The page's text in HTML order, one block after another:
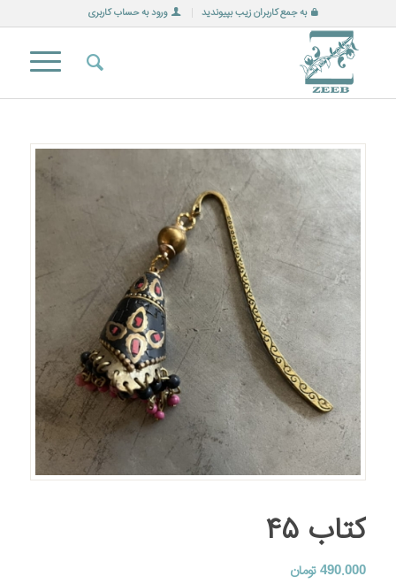
به جمع کاربران زیب بپیوندید ورود به حساب کاربری
کتاب ۴۵
490.000تومان